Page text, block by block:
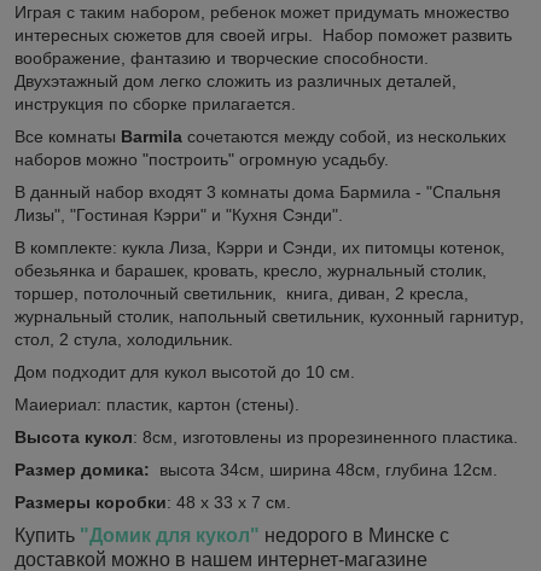
Играя с таким набором, ребенок может придумать множество
интересных сюжетов для своей игры. Набор поможет развить
воображение, фантазию и творческие способности.
Двухэтажный дом легко сложить из различных деталей,
инструкция по сборке прилагается.
Все комнаты Barmila сочетаются между собой, из нескольких
наборов можно "построить" огромную усадьбу.
В данный набор входят 3 комнаты дома Бармила - "Спальня
Лизы", "Гостиная Кэрри" и "Кухня Сэнди".
В комплекте: кукла Лиза, Кэрри и Сэнди, их питомцы котенок,
обезьянка и барашек, кровать, кресло, журнальный столик,
торшер, потолочный светильник, книга, диван, 2 кресла,
журнальный столик, напольный светильник, кухонный гарнитур,
стол, 2 стула, холодильник.
Дом подходит для кукол высотой до 10 см.
Маиериал: пластик, картон (стены).
Высота кукол: 8см, изготовлены из прорезиненного пластика.
Размер домика: высота 34см, ширина 48см, глубина 12см.
Размеры коробки: 48 x 33 x 7 см.
Купить "Домик для кукол" недорого в Минске с
доставкой можно в нашем интернет-магазине